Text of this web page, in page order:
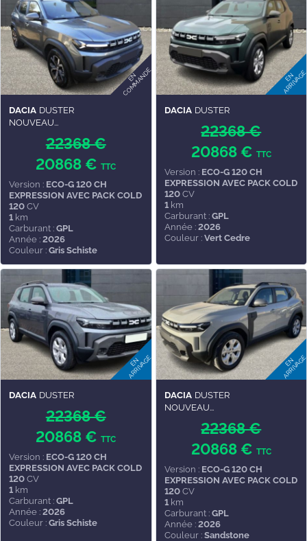
DACIA DUSTER
NOUVEAU...
22368 €
20868 €TTC
Version : ECO-G 120 CH
EXPRESSION AVEC PACK COLD
120 CV
1 km
Carburant : GPL
Année : 2026
Couleur : Gris Schiste
DACIA DUSTER
22368 €
20868 € TTC
Version : ECO-G 120 CH
EXPRESSION AVEC PACK COLD
120CV
1km
Carburant : GPL
Année : 2026
Couleur : Vert Cedre
DACIA DUSTER
22368 €
20868 €TTC
Version : ECO-G 120 CH
EXPRESSION AVEC PACK COLD
120 CV
1 km
Carburant : GPL
Année : 2026
Couleur : Gris Schiste
DACIA DUSTER
NOUVEAU...
22368 €
20868 € TTC
Version : ECO-G 120 CH
EXPRESSION AVEC PACK COLD
120CV
1km
Carburant : GPL
Année : 2026
Couleur : Sandstone